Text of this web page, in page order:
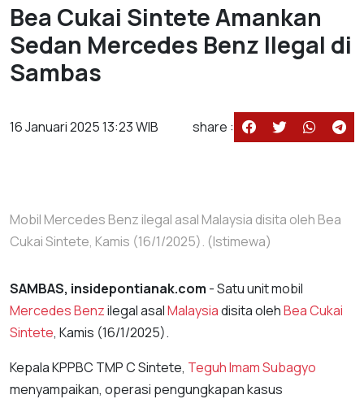
Bea Cukai Sintete Amankan
Sedan Mercedes Benz Ilegal di
Sambas
16 Januari 2025 13:23 WIB share :
Mobil Mercedes Benz ilegal asal Malaysia disita oleh Bea
Cukai Sintete, Kamis (16/1/2025). (Istimewa)
SAMBAS, insidepontianak.com - Satu unit mobil
Mercedes Benzilegal asalMalaysiadisita olehBea Cukai
Sintete, Kamis (16/1/2025).
Kepala KPPBC TMP C Sintete, Teguh Imam Subagyo
menyampaikan, operasi pengungkapan kasus